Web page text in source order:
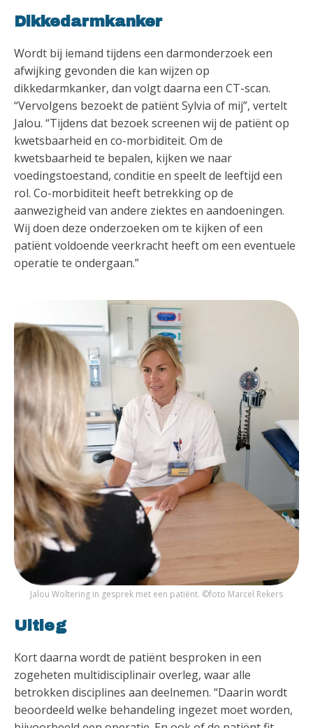
Dikkedarmkanker
Wordt bij iemand tijdens een darmonderzoek een
afwijking gevonden die kan wijzen op
dikkedarmkanker, dan volgt daarna een CT-scan.
“Vervolgens bezoekt de patiënt Sylvia of mij”, vertelt
Jalou. “Tijdens dat bezoek screenen wij de patiënt op
kwetsbaarheid en co-morbiditeit. Om de
kwetsbaarheid te bepalen, kijken we naar
voedingstoestand, conditie en speelt de leeftijd een
rol. Co-morbiditeit heeft betrekking op de
aanwezigheid van andere ziektes en aandoeningen.
Wij doen deze onderzoeken om te kijken of een
patiënt voldoende veerkracht heeft om een eventuele
operatie te ondergaan.”
Jalou Woltering in gesprek met een patiënt. ©foto Marcel Rekers
Uitleg
Kort daarna wordt de patiënt besproken in een
zogeheten multidisciplinair overleg, waar alle
betrokken disciplines aan deelnemen. “Daarin wordt
beoordeeld welke behandeling ingezet moet worden,